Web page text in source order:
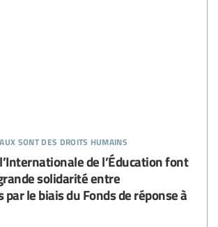
sont des droits humains
de l’Éducation font
solidarité entre
par le biais du Fonds de réponse à